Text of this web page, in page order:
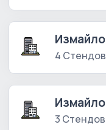
4 Стендов
3 Стендов